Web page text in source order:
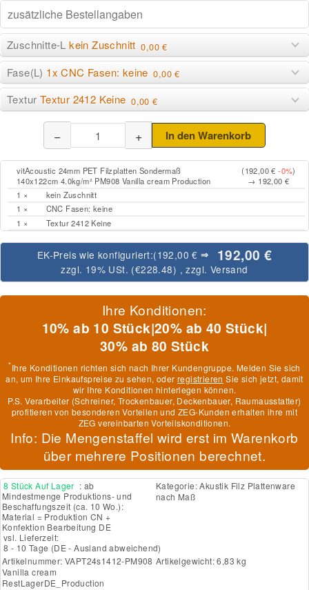
Zuschnitte-Lkein Zuschnitt 0,00 €
Fase(L) 1x CNC Fasen: keine 0,00 €
Textur Textur 2412 Keine 0,00 €
vitAcoustic 24mm PET Filzplatten Sondermaß
140x122cm 4.0kg/m² PM908 Vanilla cream Production
(192,00 € -0%)
→ 192,00 €
1 ×
kein Zuschnitt
1 ×
CNC Fasen: keine
1 ×
Textur 2412 Keine
EK-Preis wie konfiguriert:(192,00 € ⇒ 192,00 €
zzgl. 19% USt. (€228.48) , zzgl. Versand
− + In den Warenkorb
Ihre Konditionen:
10% ab 10 Stück|20% ab 40 Stück|
30% ab 80 Stück
*Ihre Konditionen richten sich nach Ihrer Kundengruppe. Melden Sie sich
an, um Ihre Einkaufspreise zu sehen, oderregistrieren Sie sich jetzt, damit
wir Ihre Konditionen hinterlegen können.
P.S. Verarbeiter (Schreiner, Trockenbauer, Deckenbauer, Raumausstatter)
profitieren von besonderen Vorteilen und ZEG-Kunden erhalten ihre mit
ZEG vereinbarten Vorteilskonditionen.
Info: Die Mengenstaffel wird erst im Warenkorb
über mehrere Positionen berechnet.
8 Stück Auf Lager : ab
Mindestmenge Produktions- und
Beschaffungszeit (ca. 10 Wo.):
Material = Produktion CN +
Konfektion Bearbeitung DE
vsl. Lieferzeit:
8 - 10 Tage (DE - Ausland abweichend)
Kategorie:Akustik Filz Plattenware
nach Maß
Artikelnummer: VAPT24s1412-PM908
Vanilla cream
RestLagerDE_Production
Artikelgewicht: 6,83 kg